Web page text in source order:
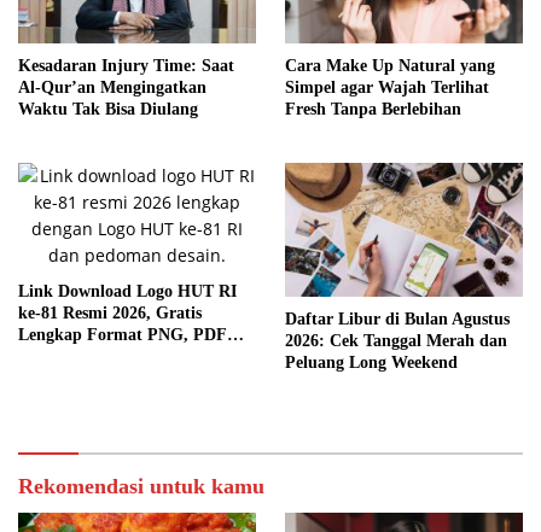
Kesadaran Injury Time: Saat
Al-Qur’an Mengingatkan
Waktu Tak Bisa Diulang
Cara Make Up Natural yang
Simpel agar Wajah Terlihat
Fresh Tanpa Berlebihan
Link Download Logo HUT RI
ke-81 Resmi 2026, Gratis
Lengkap Format PNG, PDF
Daftar Libur di Bulan Agustus
2026: Cek Tanggal Merah dan
Peluang Long Weekend
Rekomendasi untuk kamu